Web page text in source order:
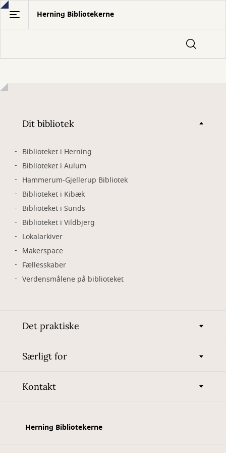
Gå
hovedindhold
Herning Bibliotekerne
Dit bibliotek
Biblioteket i Herning
Biblioteket i Aulum
Hammerum-Gjellerup Bibliotek
Biblioteket i Kibæk
Biblioteket i Sunds
Biblioteket i Vildbjerg
Lokalarkiver
Makerspace
Fællesskaber
Verdensmålene på biblioteket
Det praktiske
Særligt for
Kontakt
Herning Bibliotekerne